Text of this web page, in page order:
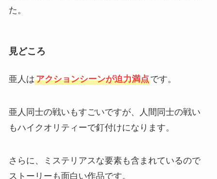
た。
見どころ
亜人はアクションシーンが迫力満点です。
亜人同士の戦いもすごいですが、人間同士の戦い
もハイクオリティーで釘付けになります。
さらに、ミステリアスな要素も含まれているので
ストーリーも面白い作品です。